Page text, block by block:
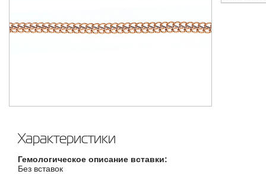
Характеристики
Гемологическое описание вставки:
Без вставок